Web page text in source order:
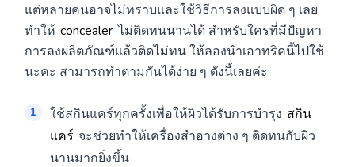
แต่หลายคนอาจไม่ทราบและใช้วิธีการลงแบบผิด ๆ เลย
ทำให้ concealer ไม่ติดทนนานได้ สำหรับใครที่มีปัญหา
การลงผลิตภัณฑ์แล้วติดไม่ทน ให้ลองนำเอาทริคนี้ไปใช้
นะคะ สามารถทำตามกันได้ง่าย ๆ ดังนี้เลยค่ะ
ใช้สกินแคร์ทุกครั้งเพื่อให้ผิวได้รับการบำรุง สกิน
แคร์ จะช่วยทำให้เครื่องสำอางต่าง ๆ ติดทนกับผิว
นานมากยิ่งขึ้น